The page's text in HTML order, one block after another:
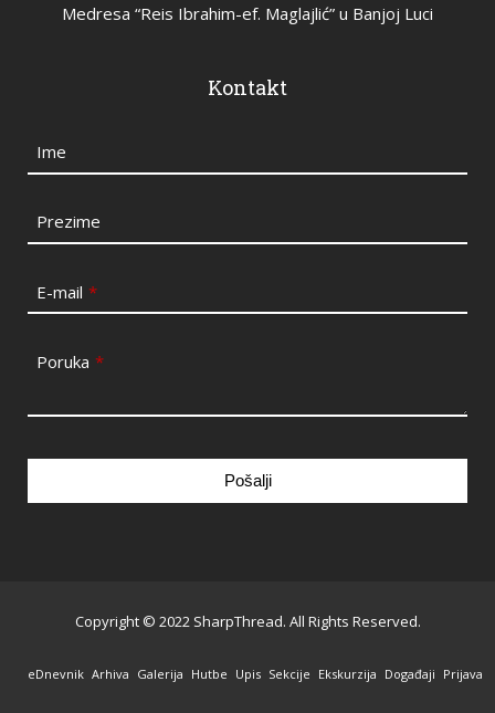
Medresa “Reis Ibrahim-ef. Maglajlić” u Banjoj Luci
Kontakt
Ime
Prezime
E-mail *
Poruka *
Pošalji
blank
Copyright © 2022 SharpThread. All Rights Reserved.
eDnevnik Arhiva Galerija Hutbe Upis Sekcije Ekskurzija Događaji Prijava